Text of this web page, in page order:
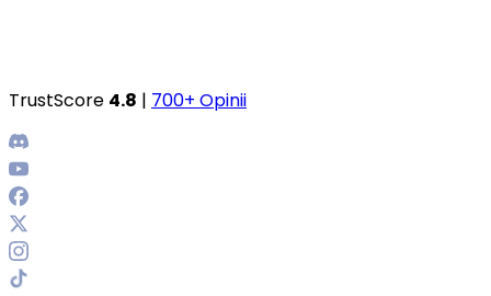
TrustScore 4.8 | 700+ Opinii